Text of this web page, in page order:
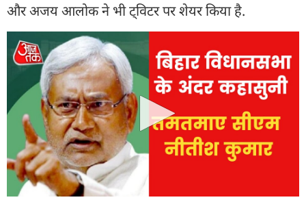
और अजय आलोक ने भी ट्विटर पर शेयर किया है.